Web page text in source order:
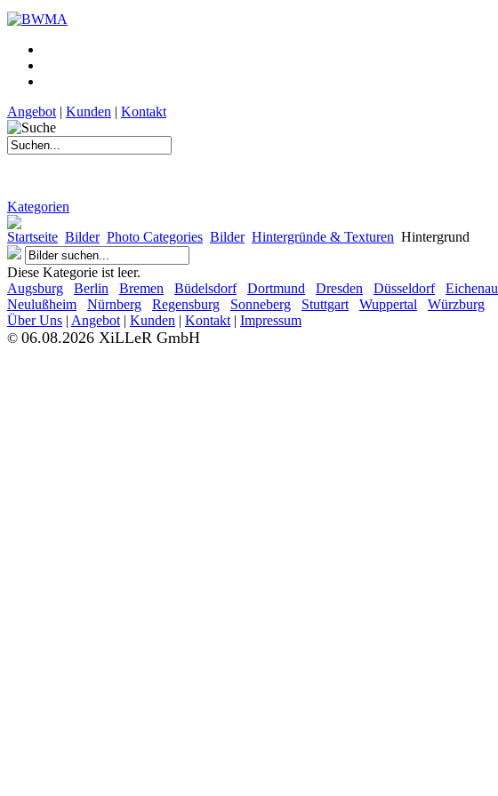
Angebot | Kunden | Kontakt
Kategorien
Startseite Bilder Photo Categories Bilder Hintergründe & Texturen Hintergrund
Diese Kategorie ist leer.
Augsburg
Berlin Bremen Büdelsdorf Dortmund Dresden Düsseldorf Eichenau
Neulußheim
Nürnberg Regensburg Sonneberg Stuttgart Wuppertal
Würzburg
Über Uns | Angebot | Kunden | Kontakt | Impressum
© 06.08.2026 XiLLeR GmbH